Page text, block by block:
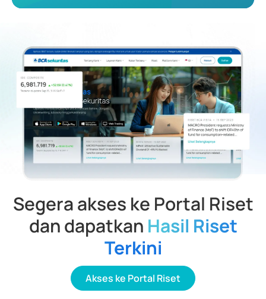
Segera akses ke Portal Riset
dan dapatkan Hasil Riset
Terkini
Akses ke Portal Riset